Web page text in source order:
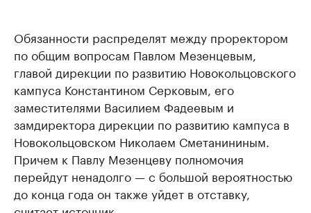
Обязанности распределят между проректором
по общим вопросам Павлом Мезенцевым,
главой дирекции по развитию Новокольцовского
кампуса Константином Серковым, его
заместителями Василием Фадеевым и
замдиректора дирекции по развитию кампуса в
Новокольцовском Николаем Сметанининым.
Причем к Павлу Мезенцеву полномочия
перейдут ненадолго — с большой вероятностью
до конца года он также уйдет в отставку,